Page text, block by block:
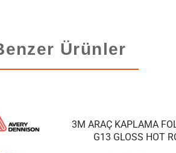
Ürünler
3M ARAÇ KAPLAMA
G13 GLOSS HOT